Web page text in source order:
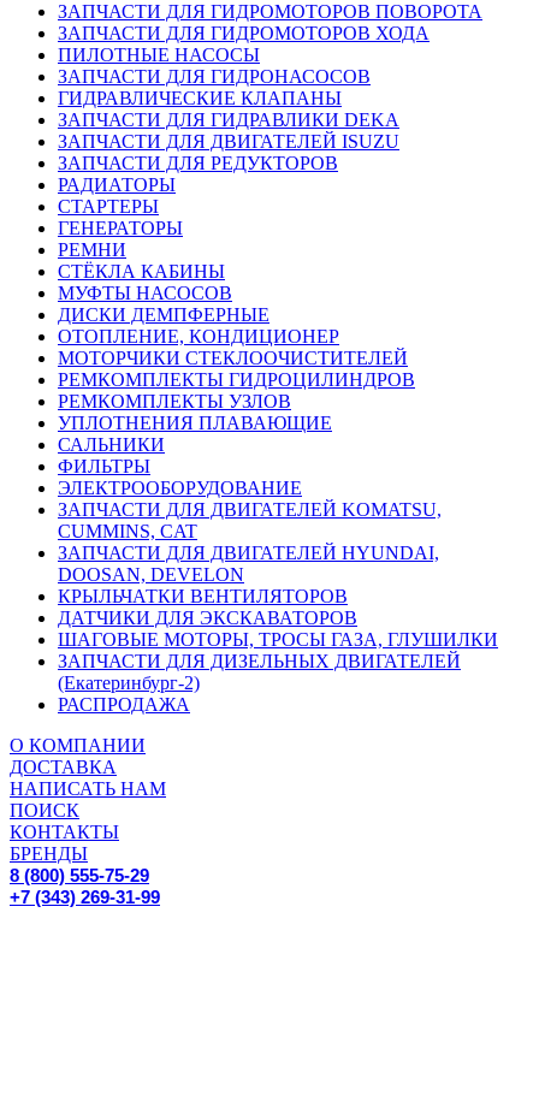
ЗАПЧАСТИ ДЛЯ ГИДРОМОТОРОВ ПОВОРОТА
ЗАПЧАСТИ ДЛЯ ГИДРОМОТОРОВ ХОДА
ПИЛОТНЫЕ НАСОСЫ
ЗАПЧАСТИ ДЛЯ ГИДРОНАСОСОВ
ГИДРАВЛИЧЕСКИЕ КЛАПАНЫ
ЗАПЧАСТИ ДЛЯ ГИДРАВЛИКИ DEKA
ЗАПЧАСТИ ДЛЯ ДВИГАТЕЛЕЙ ISUZU
ЗАПЧАСТИ ДЛЯ РЕДУКТОРОВ
РАДИАТОРЫ
СТАРТЕРЫ
ГЕНЕРАТОРЫ
РЕМНИ
СТЁКЛА КАБИНЫ
МУФТЫ НАСОСОВ
ДИСКИ ДЕМПФЕРНЫЕ
ОТОПЛЕНИЕ, КОНДИЦИОНЕР
МОТОРЧИКИ СТЕКЛООЧИСТИТЕЛЕЙ
РЕМКОМПЛЕКТЫ ГИДРОЦИЛИНДРОВ
РЕМКОМПЛЕКТЫ УЗЛОВ
УПЛОТНЕНИЯ ПЛАВАЮЩИЕ
САЛЬНИКИ
ФИЛЬТРЫ
ЭЛЕКТРООБОРУДОВАНИЕ
ЗАПЧАСТИ ДЛЯ ДВИГАТЕЛЕЙ KOMATSU,
CUMMINS, CAT
ЗАПЧАСТИ ДЛЯ ДВИГАТЕЛЕЙ HYUNDAI,
DOOSAN, DEVELON
КРЫЛЬЧАТКИ ВЕНТИЛЯТОРОВ
ДАТЧИКИ ДЛЯ ЭКСКАВАТОРОВ
ШАГОВЫЕ МОТОРЫ, ТРОСЫ ГАЗА, ГЛУШИЛКИ
ЗАПЧАСТИ ДЛЯ ДИЗЕЛЬНЫХ ДВИГАТЕЛЕЙ
(Екатеринбург-2)
РАСПРОДАЖА
О КОМПАНИИ
ДОСТАВКА
НАПИСАТЬ НАМ
ПОИСК
КОНТАКТЫ
БРЕНДЫ
8 (800) 555-75-29
+7 (343) 269-31-99